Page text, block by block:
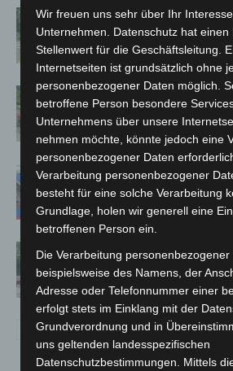
Brand im „Haus der
Neuwarmbüchen
Region Hannover:
Notfallsanitäter
Kreuz
Mann läuft mit
A7 – Polizei sucht
Gasleitung bei
Langenhagen
Wir freuen uns sehr über Ihr
Unternehmen. Datenschutz hat
Stellenwert für die Geschäftsleitung.
Internetseiten ist grundsätzlich ohne
personenbezogener Daten möglich.
betroffene Person besondere
Unternehmens über unsere
nehmen möchte, könnte jedoch eine
personenbezogener Daten
Verarbeitung personenbezogener
besteht für eine solche Verarbeitung
Grundlage, holen wir generell eine
betroffenen Person ein.
Die Verarbeitung personenbezogener
beispielsweise des Namens, der
Adresse oder Telefonnummer einer
erfolgt stets im Einklang mit der
Grundverordnung und in
uns geltenden landesspezifischen
Datenschutzbestimmungen. Mittels